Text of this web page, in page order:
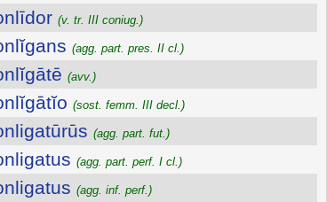
(v. tr. III coniug.)
(agg. part. pres. II cl.)
(avv.)
(sost. femm. III decl.)
(agg. part. fut.)
(agg. part. perf. I cl.)
(agg. inf. perf.)